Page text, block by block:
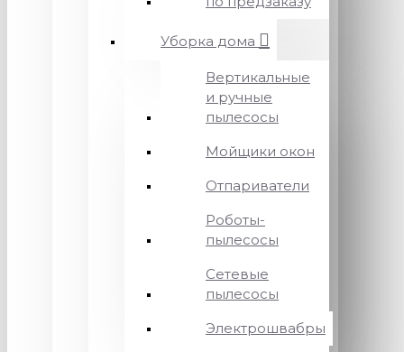
Уборка дома
Вертикальные
и ручные
пылесосы
Мойщики окон
Отпариватели
Роботы-
пылесосы
Сетевые
пылесосы
Электрошвабры